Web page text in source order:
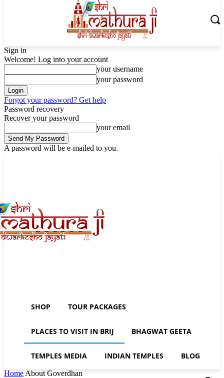
Sign in
Welcome! Log into your account
your username
your password
Forgot your password? Get help
Password recovery
Recover your password
your email
A password will be e-mailed to you.
SHOP TOUR PACKAGES
PLACES TO VISIT IN BRIJ BHAGWAT GEETA
TEMPLES MEDIA INDIAN TEMPLES BLOG
Home About Goverdhan